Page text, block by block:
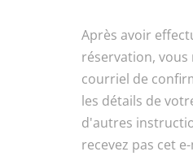
Après avoir
réservation, vous
courriel de
les détails de
d'autres
recevez pas cet